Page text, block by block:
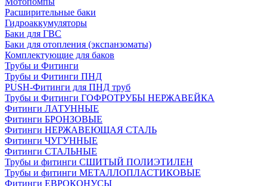
Расширительные баки
Гидроаккумуляторы
Баки для ГВС
Баки для отопления (экспанзоматы)
Комплектующие для баков
Трубы и Фитинги
Трубы и Фитинги ПНД
PUSH-Фитинги для ПНД труб
Трубы и Фитинги ГОФРОТРУБЫ НЕРЖАВЕЙКА
Фитинги ЛАТУННЫЕ
Фитинги БРОНЗОВЫЕ
Фитинги НЕРЖАВЕЮЩАЯ СТАЛЬ
Фитинги ЧУГУННЫЕ
Фитинги СТАЛЬНЫЕ
Трубы и фитинги СШИТЫЙ ПОЛИЭТИЛЕН
Трубы и фитинги МЕТАЛЛОПЛАСТИКОВЫЕ
Фитинги ЕВРОКОНУСЫ